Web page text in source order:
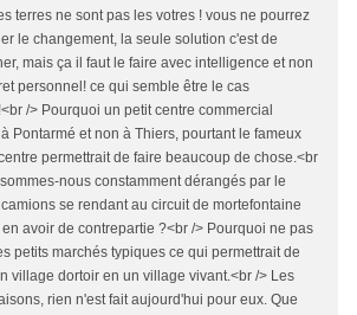
terres ne sont pas les votres ! vous ne pourrez
le changement, la seule solution c'est de
mais ça il faut le faire avec intelligence et non
personnel! ce qui semble être le cas
/> Pourquoi un petit centre commercial
Pontarmé et non à Thiers, pourtant le fameux
permettrait de faire beaucoup de chose.<br
nous constamment dérangés par le
se rendant au circuit de mortefontaine
avoir de contrepartie ?<br /> Pourquoi ne pas
petits marchés typiques ce qui permettrait de
village dortoir en un village vivant.<br /> Les
rien n'est fait aujourd'hui pour eux. Que